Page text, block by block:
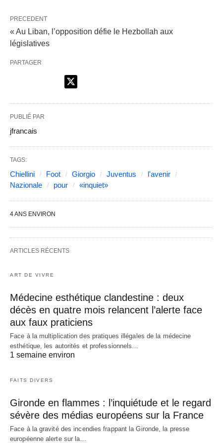
PRECEDENT
« Au Liban, l’opposition défie le Hezbollah aux
législatives
PARTAGER
PUBLIÉ PAR
jfrancais
TAGS:
Chiellini Foot Giorgio Juventus
l'avenir
Nazionale
pour «inquiet»
4 ANS ENVIRON
ARTICLES RÉCENTS
ART DE VIVRE
Médecine esthétique clandestine : deux
décès en quatre mois relancent l’alerte face
aux faux praticiens
Face à la multiplication des pratiques illégales de la médecine
esthétique, les autorités et professionnels…
1 semaine environ
FAITS DIVERS
Gironde en flammes : l’inquiétude et le regard
sévère des médias européens sur la France
Face à la gravité des incendies frappant la Gironde, la presse
européenne alerte sur la…